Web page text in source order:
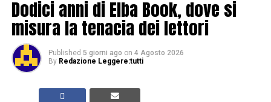
Dodici anni di Elba Book, dove si
misura la tenacia dei lettori
Published 5 giorni ago on 4 Agosto 2026
By Redazione Leggere:tutti